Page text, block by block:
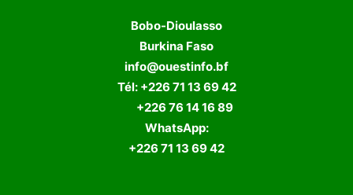
Bobo-Dioulasso
Burkina Faso
info@ouestinfo.bf
Tél: +226 71 13 69 42
+226 76 14 16 89
WhatsApp:
+226 71 13 69 42